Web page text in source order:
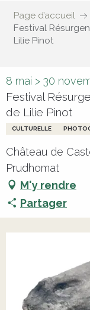
Page d’accueil
Festival
Lilie Pinot
8 mai > 30
Festival
de Lilie Pinot
CULTURELLE
Château de
Prudhomat
M'y rendre
Partager